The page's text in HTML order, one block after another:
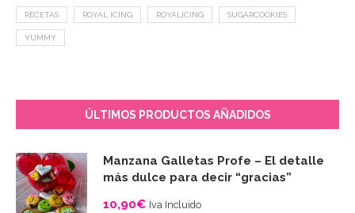
RECETAS ROYAL ICING ROYALICING SUGARCOOKIES
YUMMY
ÚLTIMOS PRODUCTOS AÑADIDOS
Manzana Galletas Profe – El detalle
más dulce para decir “gracias”
10,90€ Iva Incluido